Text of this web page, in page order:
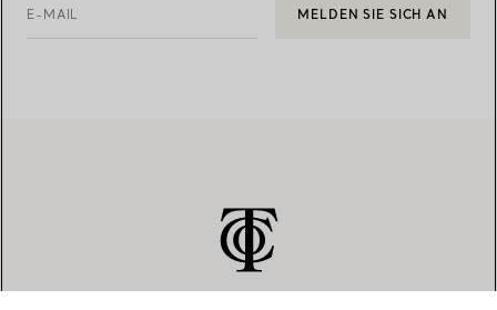
E-MAIL MELDEN SIE SICH AN